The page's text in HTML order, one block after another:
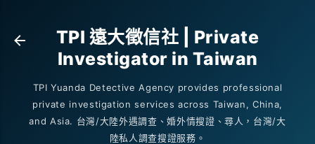
TPI 遠大徵信社 | Private
Investigator in Taiwan
TPI Yuanda Detective Agency provides professional
private investigation services across Taiwan, China,
and Asia. 台灣/大陸外遇調查、婚外情搜證、尋人，台灣/大
陸私人調查搜證服務。